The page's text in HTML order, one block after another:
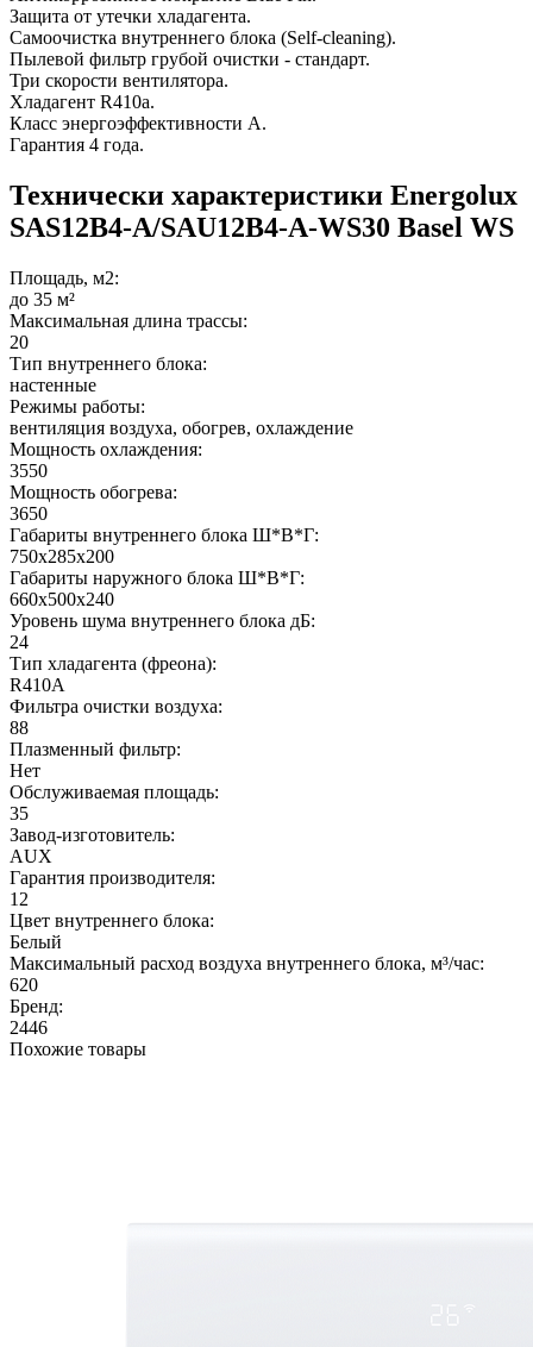
Защита от утечки хладагента.
Самоочистка внутреннего блока (Self-cleaning).
Пылевой фильтр грубой очистки - стандарт.
Три скорости вентилятора.
Хладагент R410a.
Класс энергоэффективности A.
Гарантия 4 года.
Технически характеристики Energolux
SAS12B4-A/SAU12B4-A-WS30 Basel WS
Площадь, м2:
до 35 м²
Максимальная длина трассы:
20
Тип внутреннего блока:
настенные
Режимы работы:
вентиляция воздуха, обогрев, охлаждение
Мощность охлаждения:
3550
Мощность обогрева:
3650
Габариты внутреннего блока Ш*В*Г:
750x285x200
Габариты наружного блока Ш*В*Г:
660x500x240
Уровень шума внутреннего блока дБ:
24
Тип хладагента (фреона):
R410A
Фильтра очистки воздуха:
88
Плазменный фильтр:
Нет
Обслуживаемая площадь:
35
Завод-изготовитель:
AUX
Гарантия производителя:
12
Цвет внутреннего блока:
Белый
Максимальный расход воздуха внутреннего блока, м³/час:
620
Бренд:
2446
Похожие товары